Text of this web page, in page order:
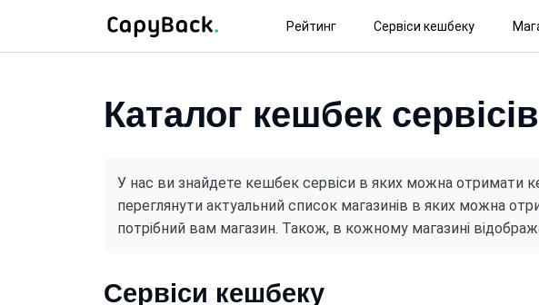
Рейтинг Сервіси кешбеку
Каталог кешбек
У нас ви знайдете кешбек сервіси в яких можна отримати
переглянути актуальний список магазинів в яких можна
потрібний вам магазин. Також, в кожному магазині
Сервіси кешбеку